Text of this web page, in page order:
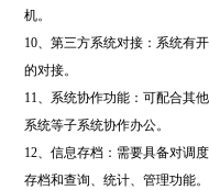
机。
10、第三方系统对接：系统有
的对接。
11、系统协作功能：可配合其
系统等子系统协作办公。
12、信息存档：需要具备对调
存档和查询、统计、管理功能。